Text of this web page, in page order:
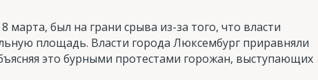
был на грани срыва из-за того, что власти
площадь. Власти города Люксембург приравняли
это бурными протестами горожан, выступающих